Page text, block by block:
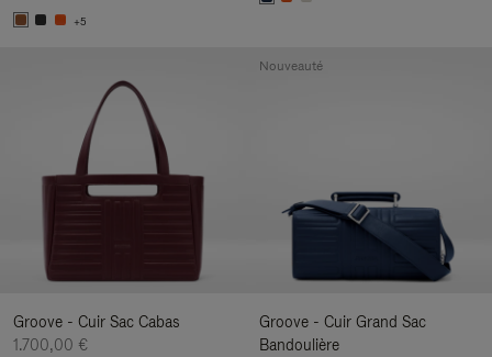
+5
Groove - Cuir Sac Cabas
1.700,00 €
Groove - Cuir Grand Sac
Bandoulière
Nouveauté